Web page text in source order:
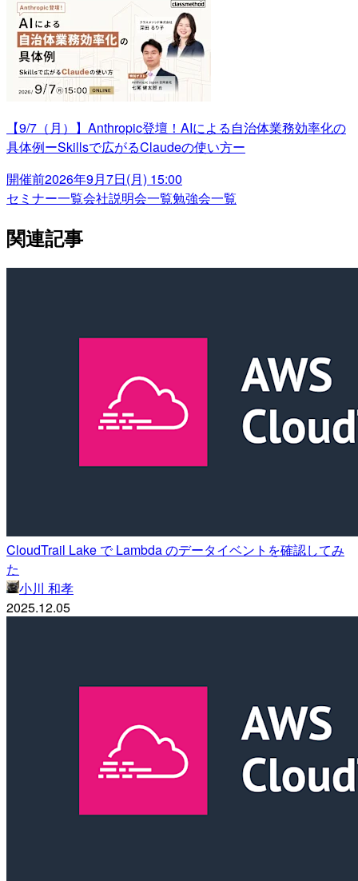
【9/7（月）】Anthropic登壇！AIによる自治体業務効率化の
具体例ーSkillsで広がるClaudeの使い方ー
開催前2026年9月7日(月) 15:00
セミナー一覧会社説明会一覧勉強会一覧
関連記事
CloudTrail Lake で Lambda のデータイベントを確認してみ
た
小川 和孝
2025.12.05